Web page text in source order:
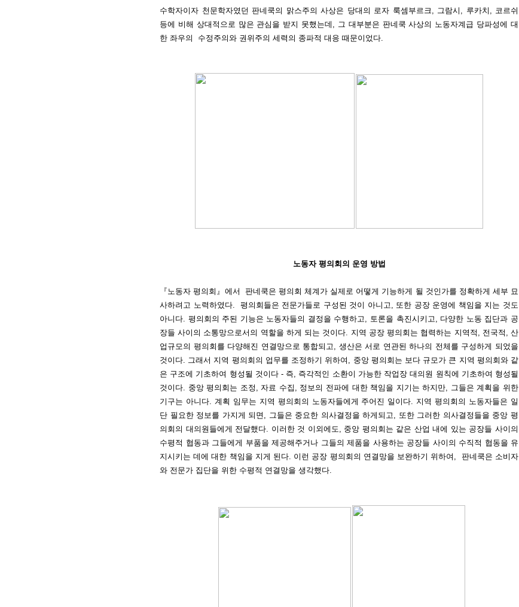
수학자이자 천문학자였던 판네쿡의 맑스주의 사상은 당대의 로자 룩셈부르크, 그람시, 루카치, 코르쉬
등에 비해 상대적으로 많은 관심을 받지 못했는데, 그 대부분은 판네쿡 사상의 노동자계급 당파성에 대
한 좌우의 수정주의와 권위주의 세력의 종파적 대응 때문이었다.
노동자 평의회의 운영 방법
『노동자 평의회』에서 판네쿡은 평의회 체계가 실제로 어떻게 기능하게 될 것인가를 정확하게 세부 묘
사하려고 노력하였다. 평의회들은 전문가들로 구성된 것이 아니고, 또한 공장 운영에 책임을 지는 것도
아니다. 평의회의 주된 기능은 노동자들의 결정을 수행하고, 토론을 촉진시키고, 다양한 노동 집단과 공
장들 사이의 소통망으로서의 역할을 하게 되는 것이다. 지역 공장 평의회는 협력하는 지역적, 전국적, 산
업규모의 평의회를 다양해진 연결망으로 통합되고, 생산은 서로 연관된 하나의 전체를 구성하게 되었을
것이다. 그래서 지역 평의회의 업무를 조정하기 위하여, 중앙 평의회는 보다 규모가 큰 지역 평의회와 같
은 구조에 기초하여 형성될 것이다 - 즉, 즉각적인 소환이 가능한 작업장 대의원 원칙에 기초하여 형성될
것이다. 중앙 평의회는 조정, 자료 수집, 정보의 전파에 대한 책임을 지기는 하지만, 그들은 계획을 위한
기구는 아니다. 계획 임무는 지역 평의회의 노동자들에게 주어진 일이다. 지역 평의회의 노동자들은 일
단 필요한 정보를 가지게 되면, 그들은 중요한 의사결정을 하게되고, 또한 그러한 의사결정들을 중앙 평
의회의 대의원들에게 전달했다. 이러한 것 이외에도, 중앙 평의회는 같은 산업 내에 있는 공장들 사이의
수평적 협동과 그들에게 부품을 제공해주거나 그들의 제품을 사용하는 공장들 사이의 수직적 협동을 유
지시키는 데에 대한 책임을 지게 된다. 이런 공장 평의회의 연결망을 보완하기 위하여, 판네쿡은 소비자
와 전문가 집단을 위한 수평적 연결망을 생각했다.